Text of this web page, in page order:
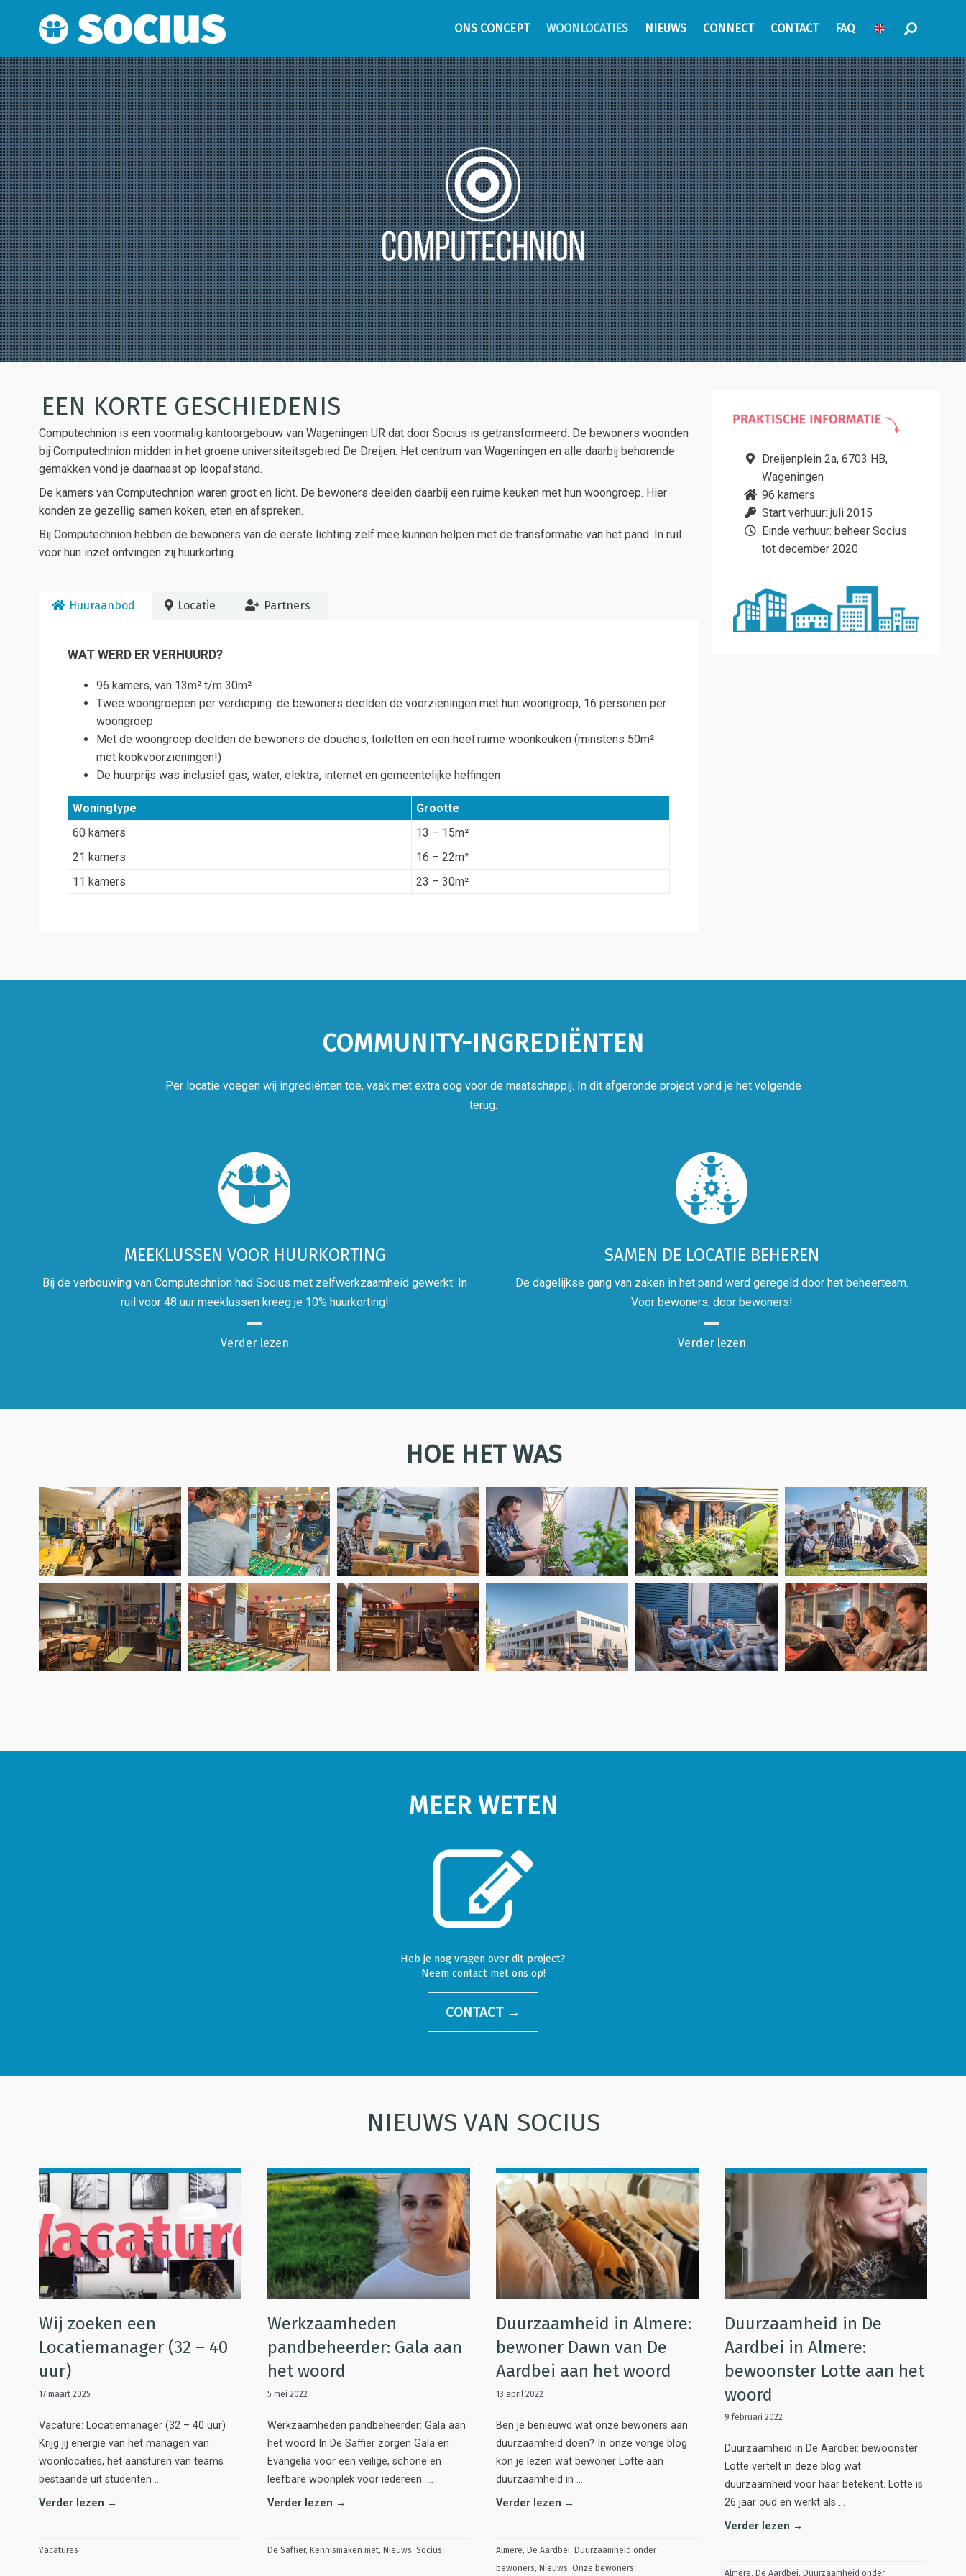
ONS CONCEPT WOONLOCATIES NIEUWS CONNECT CONTACT FAQ
EEN KORTE GESCHIEDENIS
Computechnion is een voormalig kantoorgebouw van Wageningen UR dat door Socius is getransformeerd. De bewoners woonden
bij Computechnion midden in het groene universiteitsgebied De Dreijen. Het centrum van Wageningen en alle daarbij behorende
gemakken vond je daarnaast op loopafstand.
De kamers van Computechnion waren groot en licht. De bewoners deelden daarbij een ruime keuken met hun woongroep. Hier
konden ze gezellig samen koken, eten en afspreken.
Bij Computechnion hebben de bewoners van de eerste lichting zelf mee kunnen helpen met de transformatie van het pand. In ruil
voor hun inzet ontvingen zij huurkorting.
Huuraanbod Locatie Partners
WAT WERD ER VERHUURD?
96 kamers, van 13m² t/m 30m²
Twee woongroepen per verdieping: de bewoners deelden de voorzieningen met hun woongroep, 16 personen per
woongroep
Met de woongroep deelden de bewoners de douches, toiletten en een heel ruime woonkeuken (minstens 50m²
met kookvoorzieningen!)
De huurprijs was inclusief gas, water, elektra, internet en gemeentelijke heffingen
Woningtype
Grootte
60 kamers
13 – 15m²
21 kamers
16 – 22m²
11 kamers
23 – 30m²
Dreijenplein 2a, 6703 HB,
Wageningen
96 kamers
Start verhuur: juli 2015
Einde verhuur: beheer Socius
tot december 2020
COMMUNITY-INGREDIËNTEN
Per locatie voegen wij ingrediënten toe, vaak met extra oog voor de maatschappij. In dit afgeronde project vond je het volgende
terug:
MEEKLUSSEN VOOR HUURKORTING
Bij de verbouwing van Computechnion had Socius met zelfwerkzaamheid gewerkt. In
ruil voor 48 uur meeklussen kreeg je 10% huurkorting!
Verder lezen
SAMEN DE LOCATIE BEHEREN
De dagelijkse gang van zaken in het pand werd geregeld door het beheerteam.
Voor bewoners, door bewoners!
Verder lezen
HOE HET WAS
MEER WETEN
Heb je nog vragen over dit project?
Neem contact met ons op!
CONTACT →
NIEUWS VAN SOCIUS
Wij zoeken een
Locatiemanager (32 – 40
uur)
17 maart 2025
Vacature: Locatiemanager (32 – 40 uur)
Krijg jij energie van het managen van
woonlocaties, het aansturen van teams
bestaande uit studenten …
Verder lezen →
Vacatures
Werkzaamheden
pandbeheerder: Gala aan
het woord
5 mei 2022
Werkzaamheden pandbeheerder: Gala aan
het woord In De Saffier zorgen Gala en
Evangelia voor een veilige, schone en
leefbare woonplek voor iedereen. …
Verder lezen →
De Saffier, Kennismaken met, Nieuws, Socius
Duurzaamheid in Almere:
bewoner Dawn van De
Aardbei aan het woord
13 april 2022
Ben je benieuwd wat onze bewoners aan
duurzaamheid doen? In onze vorige blog
kon je lezen wat bewoner Lotte aan
duurzaamheid in …
Verder lezen →
Almere, De Aardbei, Duurzaamheid onder
bewoners, Nieuws, Onze bewoners
Duurzaamheid in De
Aardbei in Almere:
bewoonster Lotte aan het
woord
9 februari 2022
Duurzaamheid in De Aardbei: bewoonster
Lotte vertelt in deze blog wat
duurzaamheid voor haar betekent. Lotte is
26 jaar oud en werkt als …
Verder lezen →
Almere, De Aardbei, Duurzaamheid onder